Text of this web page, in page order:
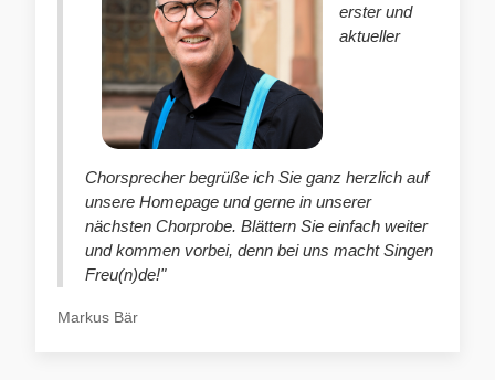
erster und
aktueller
Chorsprecher begrüße ich Sie ganz herzlich auf
unsere Homepage und gerne in unserer
nächsten Chorprobe. Blättern Sie einfach weiter
und kommen vorbei, denn bei uns macht Singen
Freu(n)de!"
Markus Bär